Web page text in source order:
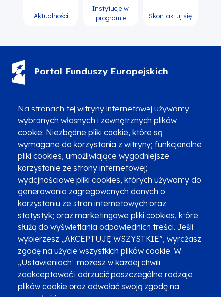
Na stronach tej witryny internetowej używamy
wybranych własnych i zewnętrznych plików
cookie: Niezbędne pliki cookie, które są
wymagane do korzystania z witryny; funkcjonalne
pliki cookies, umożliwiające wygodniejsze
korzystanie ze strony internetowej;
wydajnościowe pliki cookies, których używamy do
generowania zagregowanych danych o
korzystaniu ze stron internetowych oraz
statystyk; oraz marketingowe pliki cookies, które
służą do wyświetlania odpowiednich treści. Jeśli
wybierzesz „AKCEPTUJĘ WSZYSTKIE”, wyrażasz
zgodę na użycie wszystkich plików cookie. W
„Ustawieniach” możesz w każdej chwili
zaakceptować i odrzucić poszczególne rodzaje
plików cookie oraz odwołać swoją zgodę na
Aktualności
Instytucje w
programie
Skontaktuj się
Portal Funduszy Europejskich
Zgłoszenia podejrzenia niezgodności z KPP i KPON
Newsletter
Fundusze SMS-em
Najczęściej zadawane pytania
Promocja projektu
Zobacz inne programy
Poznaj Fundusze 2014-2020
Deklaracja dostępności
Polityka prywatności
Przetwarzanie danych osobowych
Zgłoś błąd Mapa strony